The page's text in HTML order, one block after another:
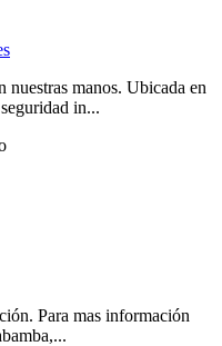
manos. Ubicada en
in...
Para mas información